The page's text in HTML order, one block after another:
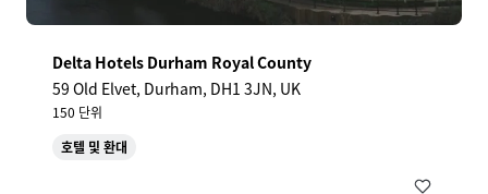
Delta Hotels Durham Royal County
59 Old Elvet, Durham, DH1 3JN, UK
150 단위
호텔 및 환대